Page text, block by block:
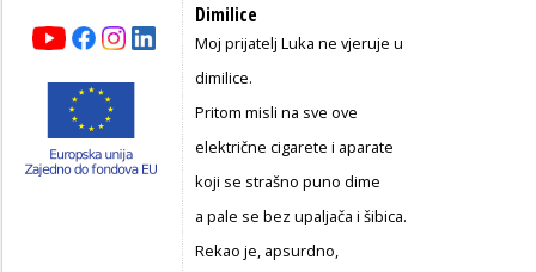
Dimilice
Moj prijatelj Luka ne vjeruje u
dimilice.
Pritom misli na sve ove
električne cigarete i aparate
koji se strašno puno dime
a pale se bez upaljača i šibica.
Rekao je, apsurdno,